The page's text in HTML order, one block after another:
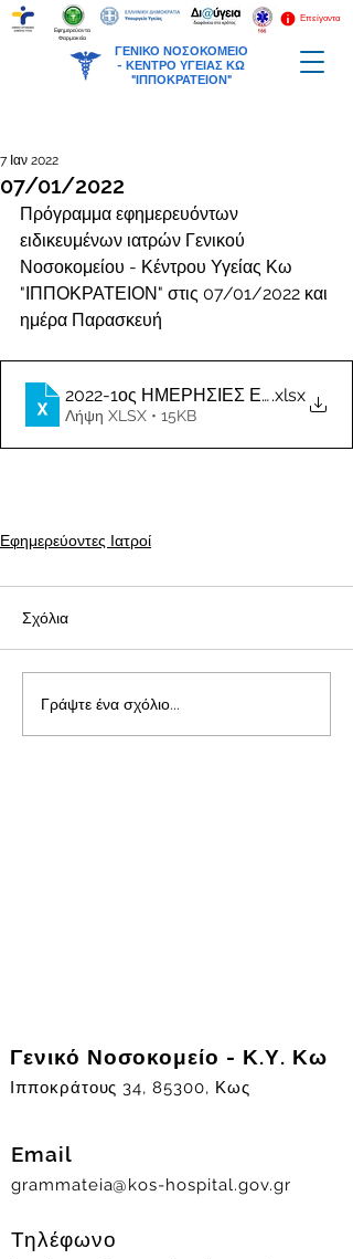
ΓΕΝΙΚΟ ΝΟΣΟΚΟΜΕΙΟ
- ΚΕΝΤΡΟ ΥΓΕΙΑΣ ΚΩ
"ΙΠΠΟΚΡΑΤΕΙΟΝ"
Επείγοντα
Εφημερεύοντα
Φαρμακεία
07/01/2022
7 Ιαν 2022
Πρόγραμμα εφημερευόντων
ειδικευμένων ιατρών Γενικού
Νοσοκομείου - Κέντρου Υγείας Κω
"ΙΠΠΟΚΡΑΤΕΙΟΝ" στις 07/01/2022 και
ημέρα Παρασκευή
2022-1ος ΗΜΕΡΗΣΙΕΣ ΕΦΗΜΕΡΙΕΣ
.xlsx
Λήψη XLSX • 15KB
Εφημερεύοντες Ιατροί
Σχόλια
Γράψτε ένα σχόλιο...
Γενικό Νοσοκομείο - Κ.Υ. Κω
Ιπποκράτους 34, 85300, Κως
Email
grammateia@kos-hospital.gov.gr
Τηλέφωνο